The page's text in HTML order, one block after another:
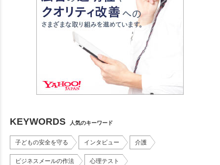
KEYWORDS 人気のキーワード
子どもの安全を守る インタビュー 介護
ビジネスメールの作法 心理テスト